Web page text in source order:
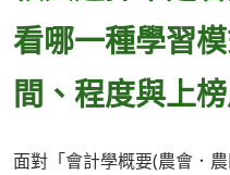
看哪一種學習
間、程度與上
面對「會計學概要(農會．